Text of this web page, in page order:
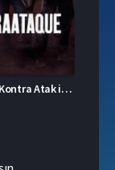
Karşı Atak | Kontra Atak izle